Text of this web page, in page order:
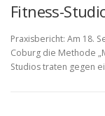
Fitness-
Praxisbericht: Am 18.
Coburg die Methode
Studios traten gegen